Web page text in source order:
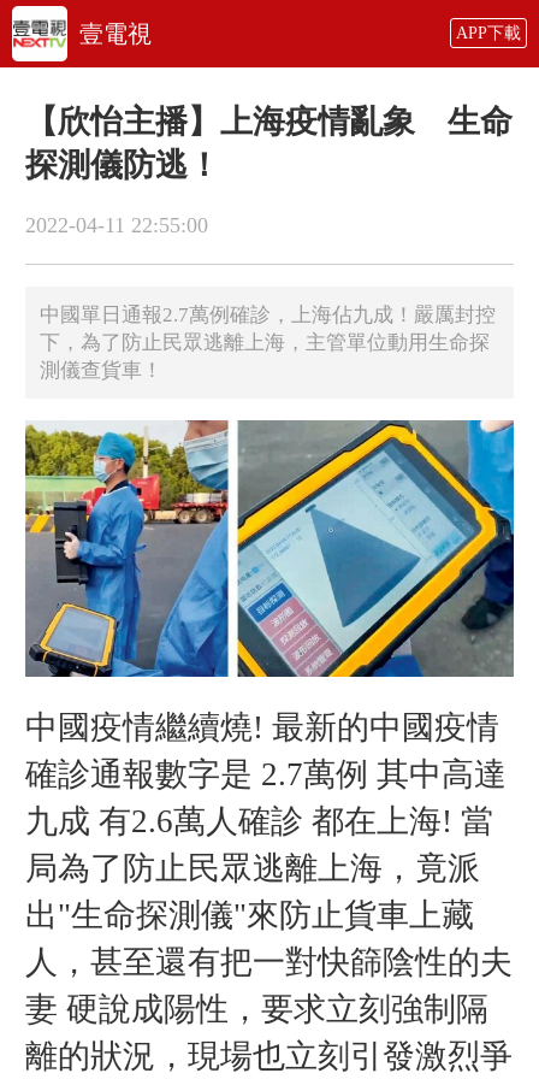
壹電視 APP下載
【欣怡主播】上海疫情亂象 生命
探測儀防逃！
2022-04-11 22:55:00
中國單日通報2.7萬例確診，上海佔九成！嚴厲封控
下，為了防止民眾逃離上海，主管單位動用生命探
測儀查貨車！
中國疫情繼續燒! 最新的中國疫情
確診通報數字是 2.7萬例 其中高達
九成 有2.6萬人確診 都在上海! 當
局為了防止民眾逃離上海，竟派
出"生命探測儀"來防止貨車上藏
人，甚至還有把一對快篩陰性的夫
妻 硬說成陽性，要求立刻強制隔
離的狀況，現場也立刻引發激烈爭